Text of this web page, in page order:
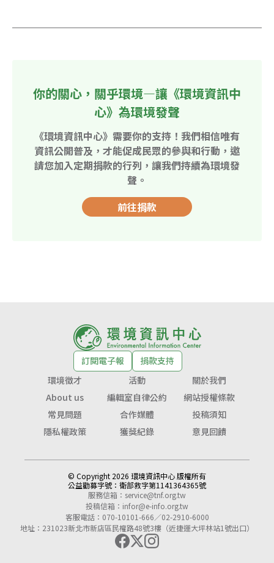
你的關心，關乎環境—讓《環境資訊中
心》為環境發聲
《環境資訊中心》需要你的支持！我們相信唯有
資訊公開普及，才能促成民眾的參與和行動，邀
請您加入定期捐款的行列，讓我們持續為環境發
聲。
前往捐款
訂閱電子報
捐款支持
環境徵才
活動
關於我們
About us
編輯室自律公約
網站授權條款
常見問題
合作媒體
投稿須知
隱私權政策
獲獎紀錄 意見回饋
© Copyright 2026 環境資訊中心 版權所有
公益勸募字號： 衛部救字第1141364365號
服務信箱： service@tnf.org.tw
投稿信箱： infor@e-info.org.tw
客服電話：070-10101-666／02-2910-6000
地址：231023新北市新店區民權路48號3樓（近捷運大坪林站1號出口）